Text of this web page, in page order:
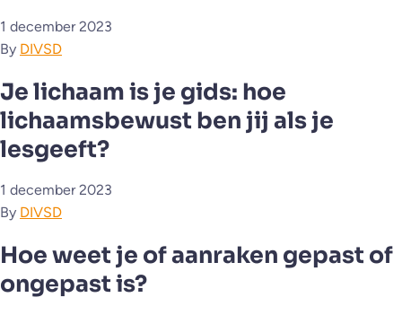
1 december 2023
By DIVSD
Je lichaam is je gids: hoe
lichaamsbewust ben jij als je
lesgeeft?
1 december 2023
By DIVSD
Hoe weet je of aanraken gepast of
ongepast is?